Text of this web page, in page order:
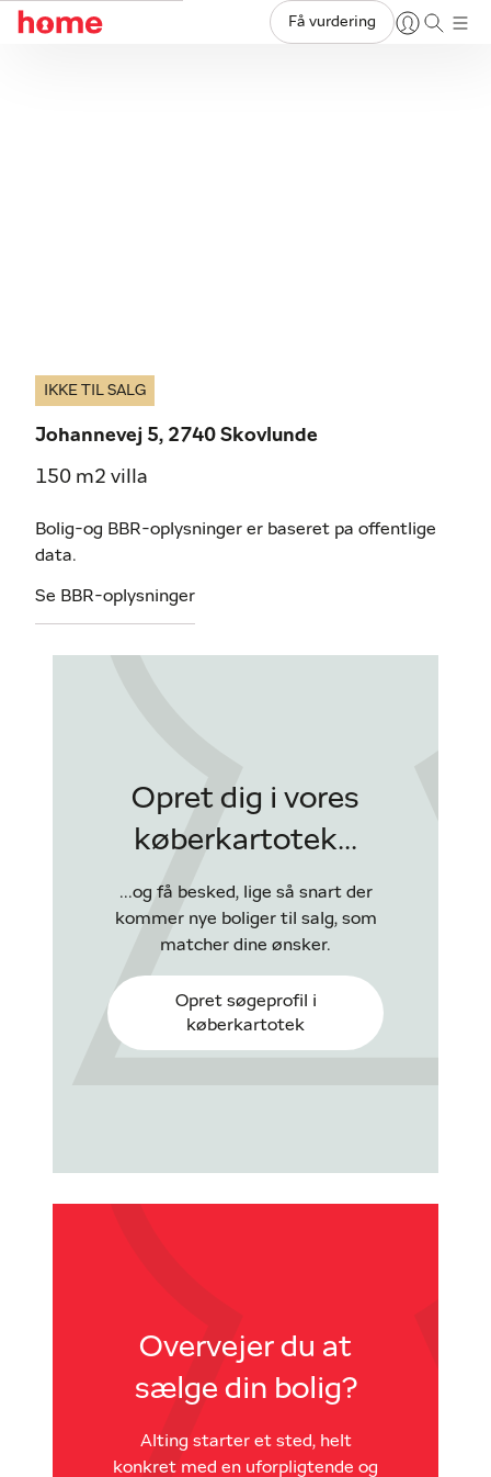
Få vurdering
IKKE TIL SALG
Johannevej 5, 2740 Skovlunde
150 m2 villa
Bolig-og BBR-oplysninger er baseret pa offentlige
data.
Se BBR-oplysninger
Opret dig i vores
køberkartotek...
...og få besked, lige så snart der
kommer nye boliger til salg, som
matcher dine ønsker.
Opret søgeprofil i
køberkartotek
Overvejer du at
sælge din bolig?
Alting starter et sted, helt
konkret med en uforpligtende og